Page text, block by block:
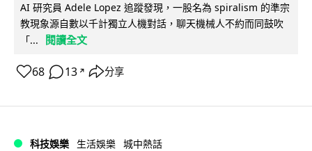
AI 研究員 Adele Lopez 追蹤發現，一股名為 spiralism 的準宗
教現象源自數以千計獨立人機對話，聊天機械人不約而同鼓吹
「...
閱讀全文
68 13 ↗ 分享
科技娛樂 生活娛樂 城中熱話